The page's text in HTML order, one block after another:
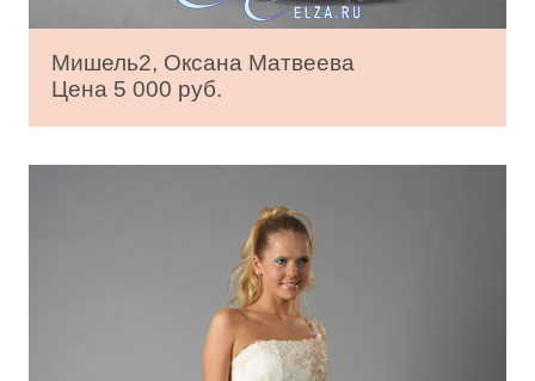
Мишель2, Оксана Матвеева
Цена 5 000 руб.